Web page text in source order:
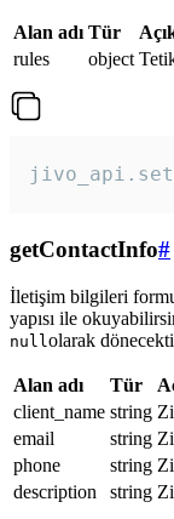
Alan adı Tür
rules
object
getContactInfo#
İletişim bilgileri
yapısı ile
null olarak
Alan adı Tür
client_name string
email
string
phone
string
description
string